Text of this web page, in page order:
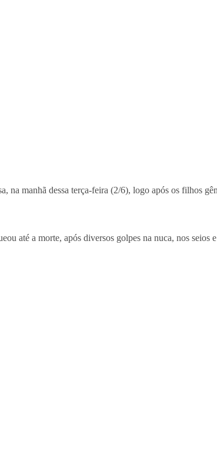
na manhã dessa terça-feira (2/6), logo após os filhos
até a morte, após diversos golpes na nuca, nos seios e